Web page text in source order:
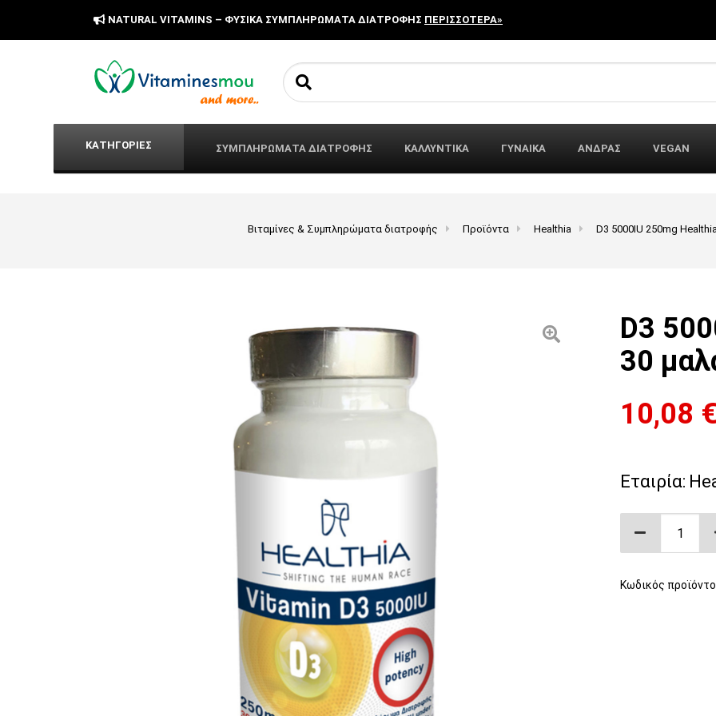
NATURAL VITAMINS – ΦΥΣΙΚΑ ΣΥΜΠΛΗΡΩΜΑΤΑ ΔΙΑΤΡΟΦΗΣ ΠΕΡΙΣΣΟΤΕΡΑ»
Search for:
ΚΑΤΗΓΟΡΙΕΣ ΣΥΜΠΛΗΡΩΜΑΤΑ ΔΙΑΤΡΟΦΗΣ ΚΑΛΛΥΝΤΙΚΑ ΓΥΝΑΙΚΑ ΑΝΔΡΑΣ VEGAN
Βιταμίνες & Συμπληρώματα διατροφής Προϊόντα Healthia D3 5000IU 250mg
D3
30
10,08 €
Εταιρία:
D3
Κωδικός